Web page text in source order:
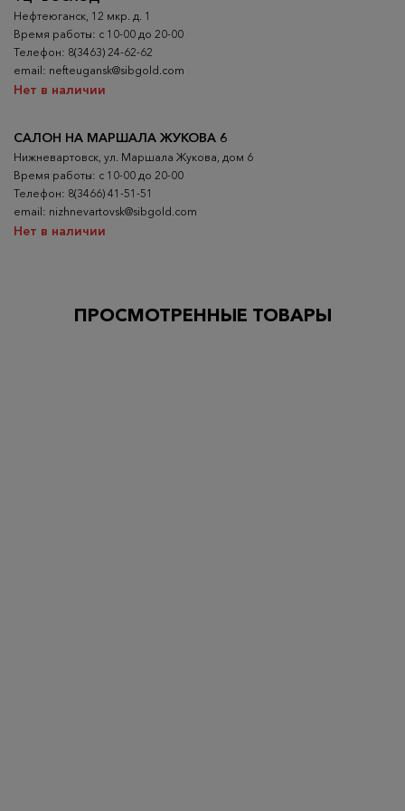
Нефтеюганск, 12 мкр. д. 1
Время работы: с 10-00 до 20-00
Телефон: 8(3463) 24-62-62
email: nefteugansk@sibgold.com
Нет в наличии
САЛОН НА МАРШАЛА ЖУКОВА 6
Нижневартовск, ул. Маршала Жукова, дом 6
Время работы: с 10-00 до 20-00
Телефон: 8(3466) 41-51-51
email: nizhnevartovsk@sibgold.com
Нет в наличии
ПРОСМОТРЕННЫЕ ТОВАРЫ